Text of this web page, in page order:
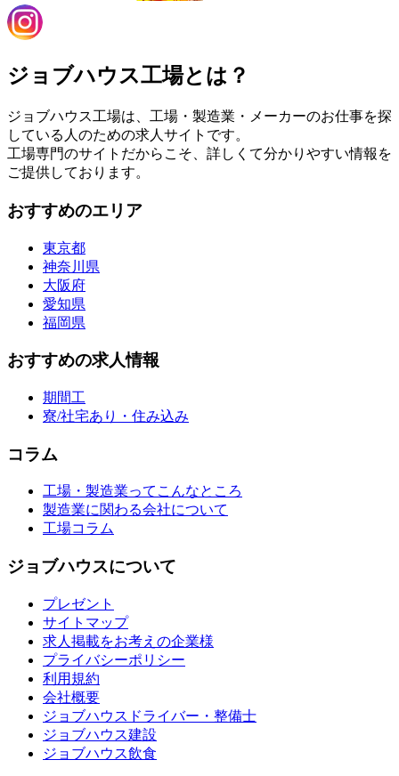
ジョブハウス工場とは？
ジョブハウス工場は、工場・製造業・メーカーのお仕事を探
している人のための求人サイトです。
工場専門のサイトだからこそ、詳しくて分かりやすい情報を
ご提供しております。
おすすめのエリア
東京都
神奈川県
大阪府
愛知県
福岡県
おすすめの求人情報
期間工
寮/社宅あり・住み込み
コラム
工場・製造業ってこんなところ
製造業に関わる会社について
工場コラム
ジョブハウスについて
プレゼント
サイトマップ
求人掲載をお考えの企業様
プライバシーポリシー
利用規約
会社概要
ジョブハウスドライバー・整備士
ジョブハウス建設
ジョブハウス飲食